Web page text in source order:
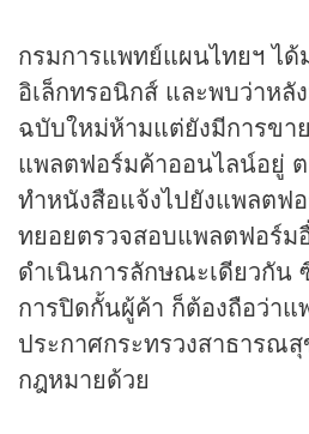
กรมการแพทย์แผนไทยฯ ได้
อิเล็กทรอนิกส์ และพบว่าหลั
ฉบับใหม่ห้ามแต่ยังมีการข
แพลตฟอร์มค้าออนไลน์อยู่
ทำหนังสือแจ้งไปยังแพลตฟ
ทยอยตรวจสอบแพลตฟอร์ม
ดำเนินการลักษณะเดียวกัน
การปิดกั้นผู้ค้า ก็ต้องถือว่า
ประกาศกระทรวงสาธารณ
กฎหมายด้วย